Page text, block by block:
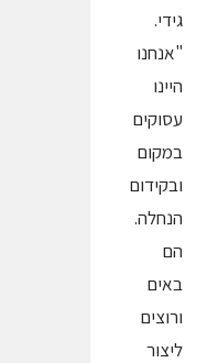
גידי.
"אנחנו
היינו
עסוקים
במקום
ובקידום
הנחלה.
הם
באים
ורוצים
ליצור